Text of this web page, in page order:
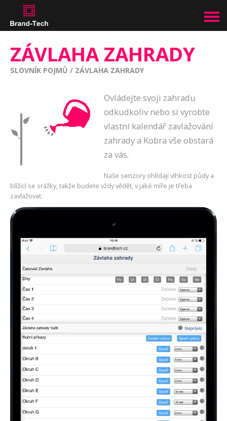
ZÁVLAHA ZAHRADY
SLOVNÍK POJMŮ / ZÁVLAHA ZAHRADY
Ovládejte svoji zahradu
odkudkoliv nebo si vyrobte
vlastní kalendář zavlažování
zahrady a Kobra vše obstará
za vás.
Naše senzory ohlídají vlhkost půdy a
blížící se srážky, takže budete vždy vědět, v jaké míře je třeba
zavlažovat.